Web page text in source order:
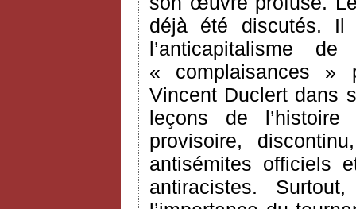
déjà été discutés. Il
l’anticapitalisme
« complaisances »
Vincent Duclert dans
leçons de
provisoire,
antisémites officiels
antiracistes.